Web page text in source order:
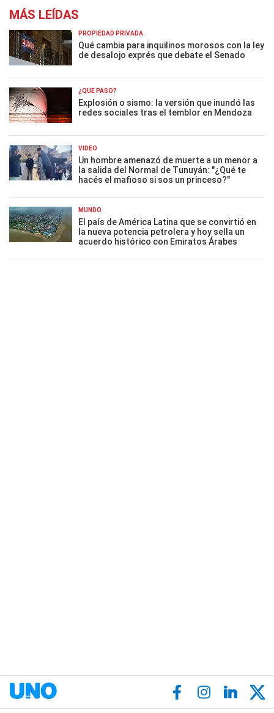
MÁS LEÍDAS
PROPIEDAD PRIVADA
Qué cambia para inquilinos morosos con la ley
de desalojo exprés que debate el Senado
¿QUÉ PASÓ?
Explosión o sismo: la versión que inundó las
redes sociales tras el temblor en Mendoza
VIDEO
Un hombre amenazó de muerte a un menor a
la salida del Normal de Tunuyán: "¿Qué te
hacés el mafioso si sos un princeso?"
MUNDO
El país de América Latina que se convirtió en
la nueva potencia petrolera y hoy sella un
acuerdo histórico con Emiratos Árabes